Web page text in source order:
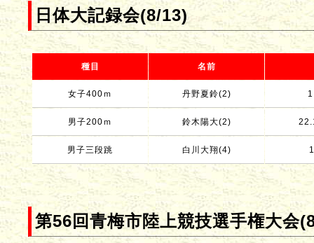
日体大記録会(8/13)
種目 名前
女子400ｍ 丹野夏鈴(2)
男子200ｍ 鈴木陽大(2)
男子三段跳 白川大翔(4)
第56回青梅市陸上競技選手権大会